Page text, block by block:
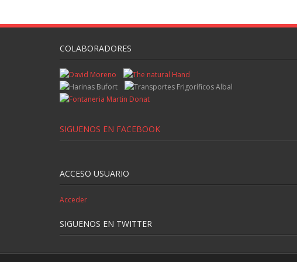
COLABORADORES
SIGUENOS EN FACEBOOK
ACCESO USUARIO
Acceder
SIGUENOS EN TWITTER